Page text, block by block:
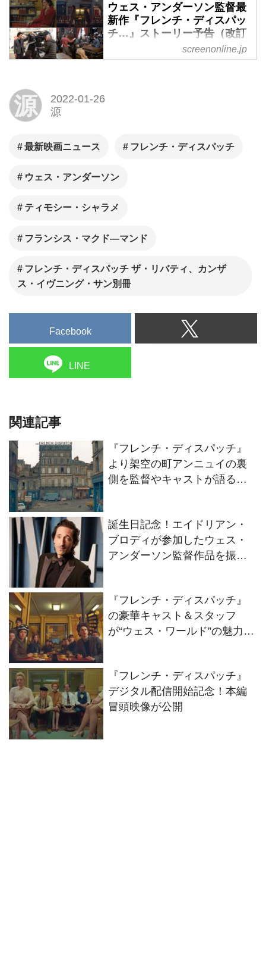
ウェス・アンダーソン監督最
新作『フレンチ・ディスパッ
チ…』ストーリー予告（改訂
編）、場面写真、メイキング
画像一挙解禁！ - SCREEN
年1月28日公開。この度フラン
シー・シャラメら登場のストー
場面写真、メイキング画像が一
screenonline.jp
源
2022-01-26
源
最新映画ニュース フレンチ・ディスパッチ
ウェス・アンダーソン
ティモシー・シャラメ
フランシス・マクド―マンド
フレンチ・ディスパッチ ザ・リバティ、カンザ
ス・イヴニング・サン別冊
Facebook
LINE
関連記事
『フレンチ・ディスパッチ』
より架空の町アンニュイの裏
側を監督やキャストが語るイ
誕生日記念！エイドリアン・
ブロディが参加したウェス・
アンダーソン監督作品を振り
『フレンチ・ディスパッチ』
の豪華キャスト＆スタッフ
が“ウェス・ワールド”の魅力を
『フレンチ・ディスパッチ』
デジタル配信開始記念！本編
冒頭映像が公開